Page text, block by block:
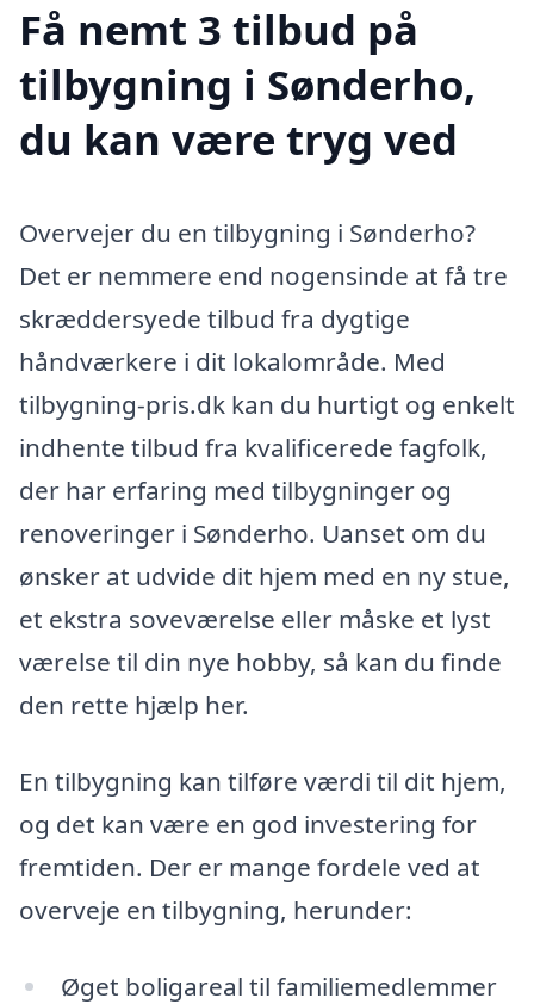
Få nemt 3 tilbud på
tilbygning i Sønderho,
du kan være tryg ved
Overvejer du en tilbygning i Sønderho?
Det er nemmere end nogensinde at få tre
skræddersyede tilbud fra dygtige
håndværkere i dit lokalområde. Med
tilbygning-pris.dk kan du hurtigt og enkelt
indhente tilbud fra kvalificerede fagfolk,
der har erfaring med tilbygninger og
renoveringer i Sønderho. Uanset om du
ønsker at udvide dit hjem med en ny stue,
et ekstra soveværelse eller måske et lyst
værelse til din nye hobby, så kan du finde
den rette hjælp her.
En tilbygning kan tilføre værdi til dit hjem,
og det kan være en god investering for
fremtiden. Der er mange fordele ved at
overveje en tilbygning, herunder:
Øget boligareal til familiemedlemmer